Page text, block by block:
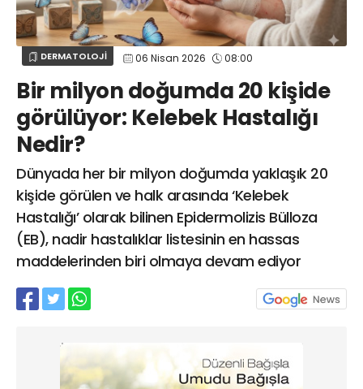
DERMATOLOJİ 06 Nisan 2026 08:00
Bir milyon doğumda 20 kişide
görülüyor: Kelebek Hastalığı
Nedir?
Dünyada her bir milyon doğumda yaklaşık 20
kişide görülen ve halk arasında ‘Kelebek
Hastalığı’ olarak bilinen Epidermolizis Bülloza
(EB), nadir hastalıklar listesinin en hassas
maddelerinden biri olmaya devam ediyor
GÖZ HASTALIKLARI
SAĞLIK
GASTROENTEROLOJİ
ÇOCUK SAĞLIĞI VE HASTALIKLARI
GENEL CERRAHİ
GÖGÜS HASTALIKLARI
DERMATOLOJİ
ENDOKRİNOLOJİ
NÖROLOJİ
ORTOPEDİ VE TRAVMATOLOJİ
KADIN HASTALIKLARI VE DOĞUM
Web TV Galeri Yazarlar
sagliktabugun@gmail.com